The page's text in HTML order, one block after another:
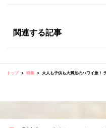
関連する記事
トップ 特集 大人も子供も大満足のハワイ旅！